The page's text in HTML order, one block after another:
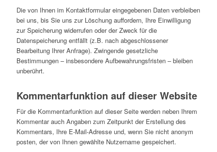
Die von Ihnen im Kontaktformular eingegebenen Daten verbleiben
bei uns, bis Sie uns zur Löschung auffordern, Ihre Einwilligung
zur Speicherung widerrufen oder der Zweck für die
Datenspeicherung entfällt (z.B. nach abgeschlossener
Bearbeitung Ihrer Anfrage). Zwingende gesetzliche
Bestimmungen – insbesondere Aufbewahrungsfristen – bleiben
unberührt.
Kommentarfunktion auf dieser Website
Für die Kommentarfunktion auf dieser Seite werden neben Ihrem
Kommentar auch Angaben zum Zeitpunkt der Erstellung des
Kommentars, Ihre E-Mail-Adresse und, wenn Sie nicht anonym
posten, der von Ihnen gewählte Nutzername gespeichert.